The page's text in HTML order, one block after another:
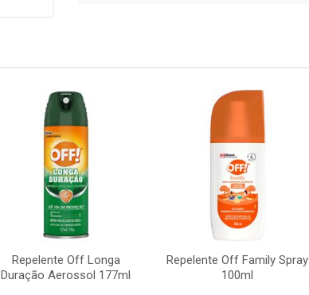
Repelente Off Longa
Duração Aerossol 177ml
Repelente Off Family Spray
100ml